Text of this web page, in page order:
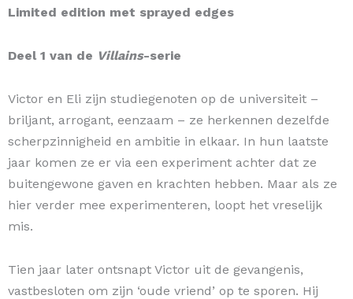
Limited edition met sprayed edges
Deel 1 van de Villains-serie
Victor en Eli zijn studiegenoten op de universiteit –
briljant, arrogant, eenzaam – ze herkennen dezelfde
scherpzinnigheid en ambitie in elkaar. In hun laatste
jaar komen ze er via een experiment achter dat ze
buitengewone gaven en krachten hebben. Maar als ze
hier verder mee experimenteren, loopt het vreselijk
mis.
Tien jaar later ontsnapt Victor uit de gevangenis,
vastbesloten om zijn ‘oude vriend’ op te sporen. Hij